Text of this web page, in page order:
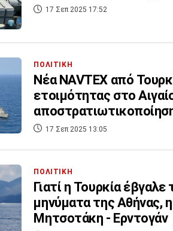
17 Σεπ 2025 17:52
ΠΟΛΙΤΙΚΗ
Νέα NAVTEX από
ετοιμότητας στο
17 Σεπ 2025 13:05
ΠΟΛΙΤΙΚΗ
Γιατί η Τουρκία έβγαλε
μηνύματα της Αθήνας,
Μητσοτάκη - Ερντογάν